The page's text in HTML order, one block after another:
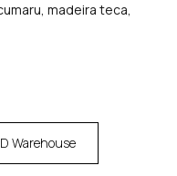
madeira teca,
Warehouse